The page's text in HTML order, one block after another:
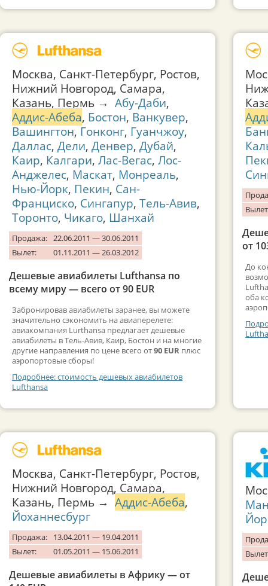
Москва, Санкт-Петербург, Ростов,
Нижний Новгород, Самара,
Казань, Пермь → Абу-Даби,
Аддис-Абеба, Бостон, Ванкувер,
Вашингтон, Гонконг, Гуанчжоу,
Даллас, Дели, Денвер, Дубай,
Каир, Калгари, Лас-Вегас, Лос-
Анджелес, Маскат, Монреаль,
Нью-Йорк, Пекин, Сан-
Франциско, Сингапур, Тель-Авив,
Торонто, Чикаго, Шанхай
Продажа: 22.06.2011 — 30.06.2011
Вылет:
01.11.2011 — 26.03.2012
Дешевые авиабилеты Lufthansa по
всему миру — всего от 90 EUR
Забронировав авиабилеты заранее, вы можете
значительно сэкономить на авиаперелете:
авиакомпания Lurthansa предлагает дешевые
авиабилеты в Тель-Авив, Каир, Бостон и на многие
другие направления по цене всего от90 EUR плюс
аэропортовые сборы!
Подробнее: стоимость дешевых авиабилетов
Lufthansa
Москва, Санкт-Петербург, Ростов,
Нижний Новгород, Самара,
Казань, Пермь → Аддис-Абеба,
Йоханнесбург
Продажа:
13.04.2011 — 19.04.2011
Вылет:
01.05.2011 — 15.06.2011
Дешевые авиабилеты в Африку — от
от
До
оба